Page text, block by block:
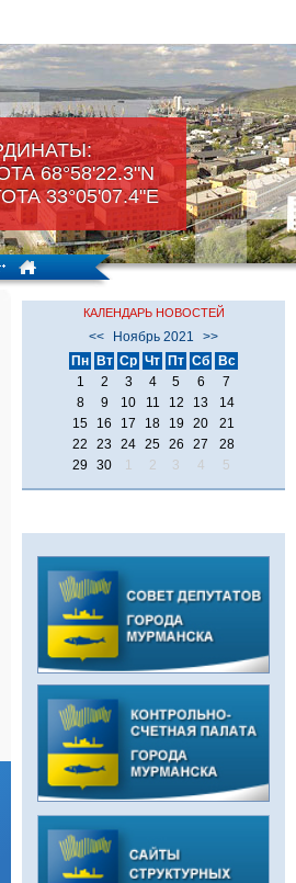
68°58'22.3"N
33°05'07.4"Е
КАЛЕНДАРЬ НОВОСТЕЙ
<< Ноябрь 2021
>>
Пн
Вт Ср Чт Пт Сб
Вс
1
2 3 4 5 6
7
8
9 10 11 12 13
14
15
16 17 18 19 20
21
22
23 24 25 26 27
28
29
30 1 2 3 4 5